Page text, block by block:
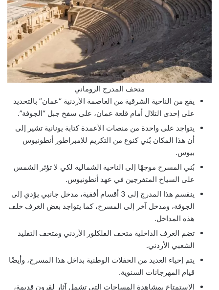
متحف المدرج الروماني
يقع من الناحية الشرقية من العاصمة الأردنية “عمان” بالتحديد
على إحدى التلال أمام قلعة عمان، على سفح جبل “الجوفة”.
يتواجد على واحدة من منصات الأعمدة كتابة يونانية تشير إلى
أن هذا المكان بُني كنوع من التكريم للإمبراطور أنطونيوس
بيوس.
بُني المسرح موجهًا إلى الناحية الشمالية لكي لا تؤثر الشمس
على السياح المتفرجين في عهد أنطونيوس.
ينقسم هذا المدرج إلى 3 أقسام أفقية، مدخل جانبي يؤدي إلى
الجوقة، ومدخل آخر إلى المسرح، كما يتواجد بعض الغرف خلف
هذه المداخل.
تضم الغرف الداخلية متحف الفلكلور الأردني ومتحف التقليد
الشعبي الأردني.
يتم إحياء العديد من الحفلات الوطنية بداخل هذا المسرح، وأيضًا
قيام المهرجانات السنوية.
الاستمتاع بمشاهدة المساحات التي تشمل آثار لقرون قديمة،